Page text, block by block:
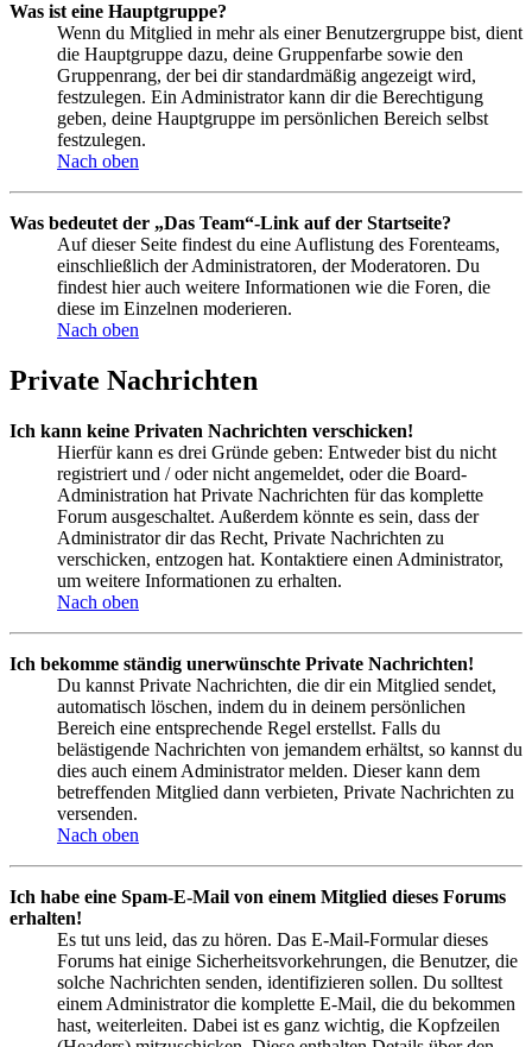
Was ist eine Hauptgruppe?
Wenn du Mitglied in mehr als einer Benutzergruppe bist, dient
die Hauptgruppe dazu, deine Gruppenfarbe sowie den
Gruppenrang, der bei dir standardmäßig angezeigt wird,
festzulegen. Ein Administrator kann dir die Berechtigung
geben, deine Hauptgruppe im persönlichen Bereich selbst
festzulegen.
Nach oben
Was bedeutet der „Das Team“-Link auf der Startseite?
Auf dieser Seite findest du eine Auflistung des Forenteams,
einschließlich der Administratoren, der Moderatoren. Du
findest hier auch weitere Informationen wie die Foren, die
diese im Einzelnen moderieren.
Nach oben
Private Nachrichten
Ich kann keine Privaten Nachrichten verschicken!
Hierfür kann es drei Gründe geben: Entweder bist du nicht
registriert und / oder nicht angemeldet, oder die Board-
Administration hat Private Nachrichten für das komplette
Forum ausgeschaltet. Außerdem könnte es sein, dass der
Administrator dir das Recht, Private Nachrichten zu
verschicken, entzogen hat. Kontaktiere einen Administrator,
um weitere Informationen zu erhalten.
Nach oben
Ich bekomme ständig unerwünschte Private Nachrichten!
Du kannst Private Nachrichten, die dir ein Mitglied sendet,
automatisch löschen, indem du in deinem persönlichen
Bereich eine entsprechende Regel erstellst. Falls du
belästigende Nachrichten von jemandem erhältst, so kannst du
dies auch einem Administrator melden. Dieser kann dem
betreffenden Mitglied dann verbieten, Private Nachrichten zu
versenden.
Nach oben
Ich habe eine Spam-E-Mail von einem Mitglied dieses Forums
erhalten!
Es tut uns leid, das zu hören. Das E-Mail-Formular dieses
Forums hat einige Sicherheitsvorkehrungen, die Benutzer, die
solche Nachrichten senden, identifizieren sollen. Du solltest
einem Administrator die komplette E-Mail, die du bekommen
hast, weiterleiten. Dabei ist es ganz wichtig, die Kopfzeilen